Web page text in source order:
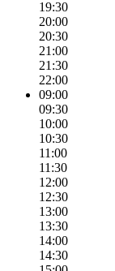
19:30
20:00
20:30
21:00
21:30
22:00
09:00
09:30
10:00
10:30
11:00
11:30
12:00
12:30
13:00
13:30
14:00
14:30